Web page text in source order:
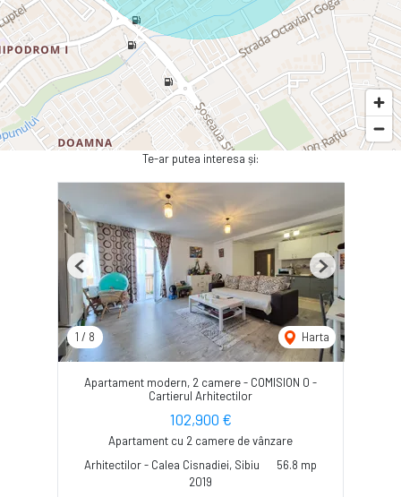
Te-ar putea interesa și:
1 / 8 Harta
Previous Next
Apartament modern, 2 camere - COMISION 0 -
Cartierul Arhitectilor
102,900 €
Apartament cu 2 camere de vânzare
Arhitectilor - Calea Cisnadiei, Sibiu
56.8 mp
2019